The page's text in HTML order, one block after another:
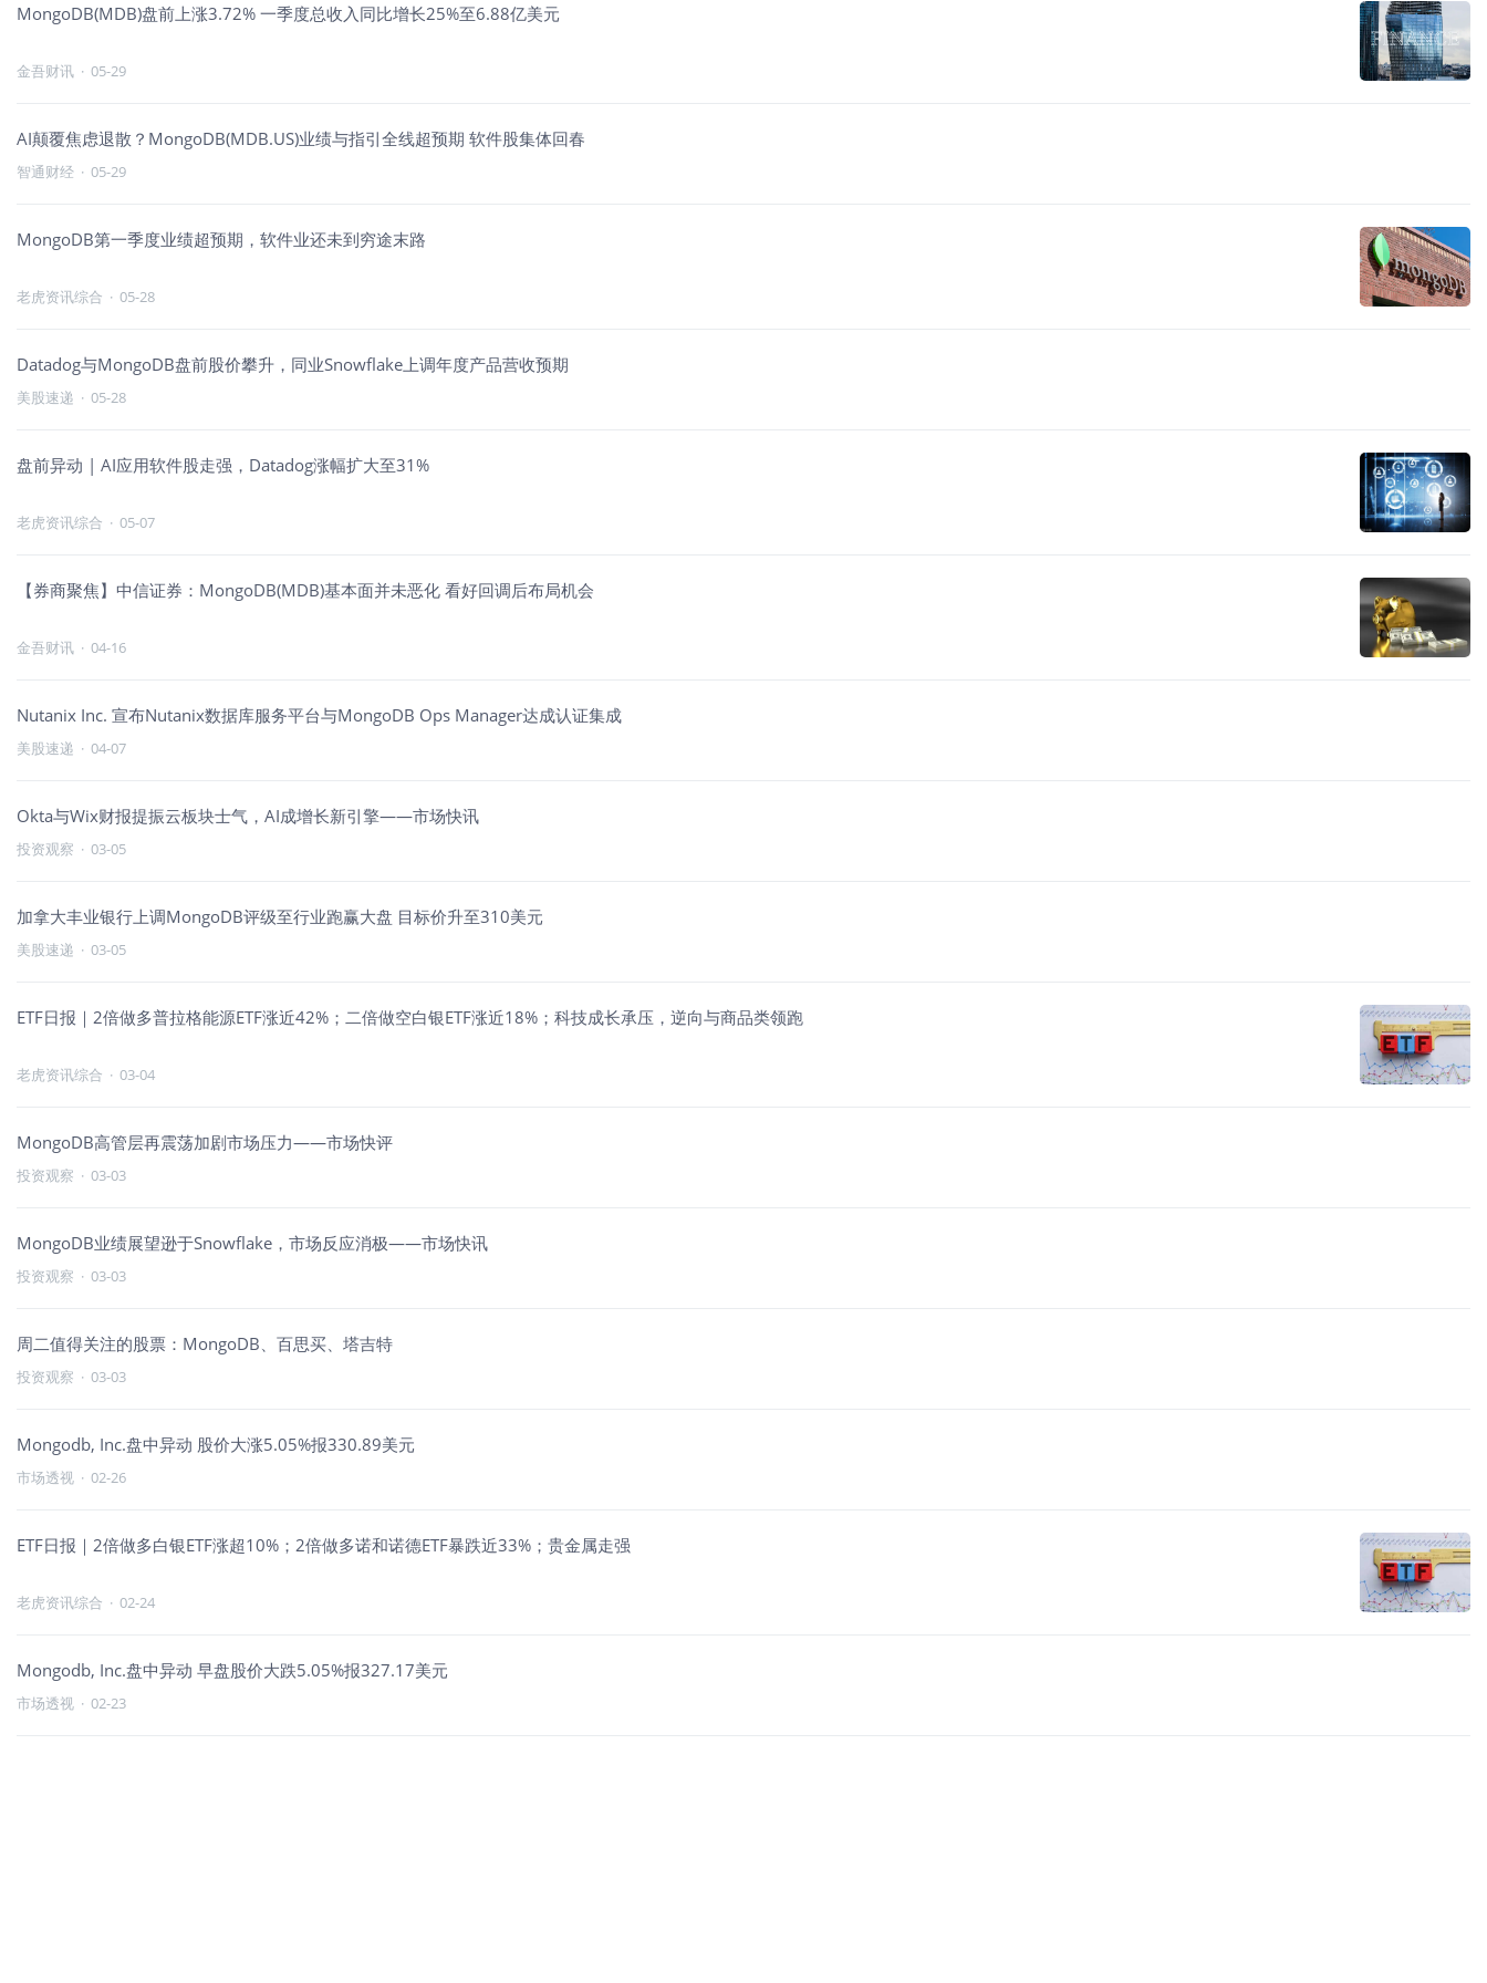
MongoDB(MDB)盘前上涨3.72% 一季度总收入同比增长25%至6.88亿美元
金吾财讯 · 05-29
AI颠覆焦虑退散？MongoDB(MDB.US)业绩与指引全线超预期 软件股集体回春
智通财经 · 05-29
MongoDB第一季度业绩超预期，软件业还未到穷途末路
老虎资讯综合 · 05-28
Datadog与MongoDB盘前股价攀升，同业Snowflake上调年度产品营收预期
美股速递 · 05-28
盘前异动 | AI应用软件股走强，Datadog涨幅扩大至31%
老虎资讯综合 · 05-07
【券商聚焦】中信证券：MongoDB(MDB)基本面并未恶化 看好回调后布局机会
金吾财讯 · 04-16
Nutanix Inc. 宣布Nutanix数据库服务平台与MongoDB Ops Manager达成认证集成
美股速递 · 04-07
Okta与Wix财报提振云板块士气，AI成增长新引擎——市场快讯
投资观察 · 03-05
加拿大丰业银行上调MongoDB评级至行业跑赢大盘 目标价升至310美元
美股速递 · 03-05
ETF日报｜2倍做多普拉格能源ETF涨近42%；二倍做空白银ETF涨近18%；科技成长承压，逆向与商品类领跑
老虎资讯综合 · 03-04
MongoDB高管层再震荡加剧市场压力——市场快评
投资观察 · 03-03
MongoDB业绩展望逊于Snowflake，市场反应消极——市场快讯
投资观察 · 03-03
周二值得关注的股票：MongoDB、百思买、塔吉特
投资观察 · 03-03
Mongodb, Inc.盘中异动 股价大涨5.05%报330.89美元
市场透视 · 02-26
ETF日报｜2倍做多白银ETF涨超10%；2倍做多诺和诺德ETF暴跌近33%；贵金属走强
老虎资讯综合 · 02-24
Mongodb, Inc.盘中异动 早盘股价大跌5.05%报327.17美元
市场透视 · 02-23